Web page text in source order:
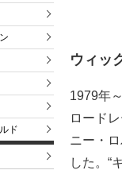
ド
ウィッ
1979年
ロード
ニー・
した。“